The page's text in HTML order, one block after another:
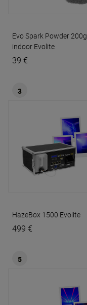
Evo Spark Powder 200g
indoor Evolite
39 €
3
HazeBox 1500 Evolite
499 €
5